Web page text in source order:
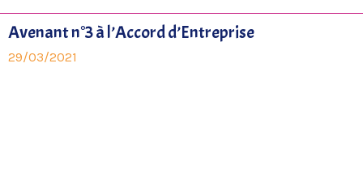
Avenant n°3 à l’Accord d’Entreprise
29/03/2021